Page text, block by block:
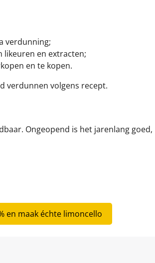
verdunning;
likeuren en extracten;
en te kopen.
verdunnen volgens recept.
Ongeopend is het jarenlang goed,
en maak échte limoncello